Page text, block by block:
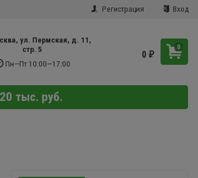
Регистрация Вход
ул. Пермская, д. 11,
стр. 5
Пн—Пт 10:00—17:00
0
0₽
20 тыс. руб.